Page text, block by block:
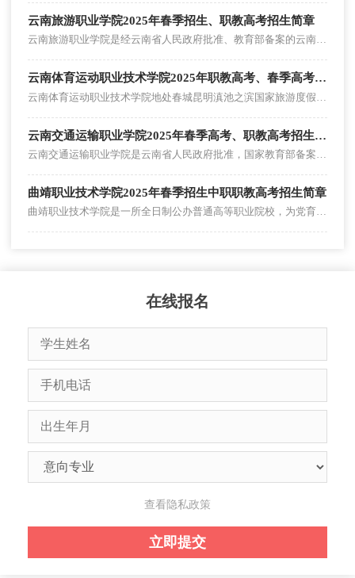
云南旅游职业学院2025年春季招生、职教高考招生简章
云南旅游职业学院是经云南省人民政府批准、教育部备案的云南省唯一一所旅游高等职业专科学校，坐落于中国历史文化名城“春城”昆明北二环以内。以下为云南旅游职业学院2025年春季招生、职教高考招生简章。
云南体育运动职业技术学院2025年职教高考、春季高考招生简章
云南交通运输职业学院2025年春季高考、职教高考招生简章
云南交通运输职业学院是云南省人民政府批准，国家教育部备案，国家公办、以工科为主的综合性全日制普通高等专科学校，以下为云南交通运输职业学院2025年春季高考、职教高考招生简章。
曲靖职业技术学院2025年春季招生中职职教高考招生简章
曲靖职业技术学院是一所全日制公办普通高等职业院校，为党育人、为国育才，全力打造产教融合、特色鲜明、省内领先、全国知名的高等职业技术学院。以下为曲靖职业技术学院2025年春季招生中职职教高考招生简章。
在线报名
查看隐私政策